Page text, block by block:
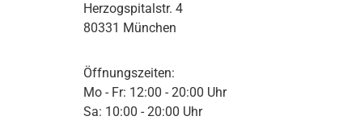
Herzogspitalstr. 4
80331 München
Öffnungszeiten:
Mo - Fr: 12:00 - 20:00 Uhr
Sa: 10:00 - 20:00 Uhr